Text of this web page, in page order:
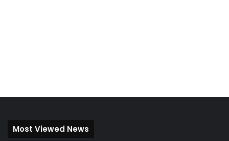
Most Viewed News